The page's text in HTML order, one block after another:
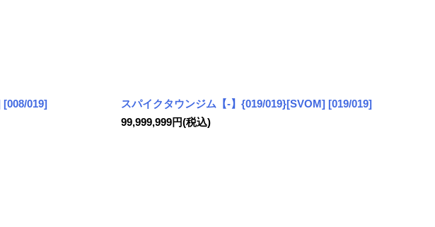
[008/019]
スパイクタウンジム【-】{019/019}[SVOM] [019/019]
99,999,999円(税込)